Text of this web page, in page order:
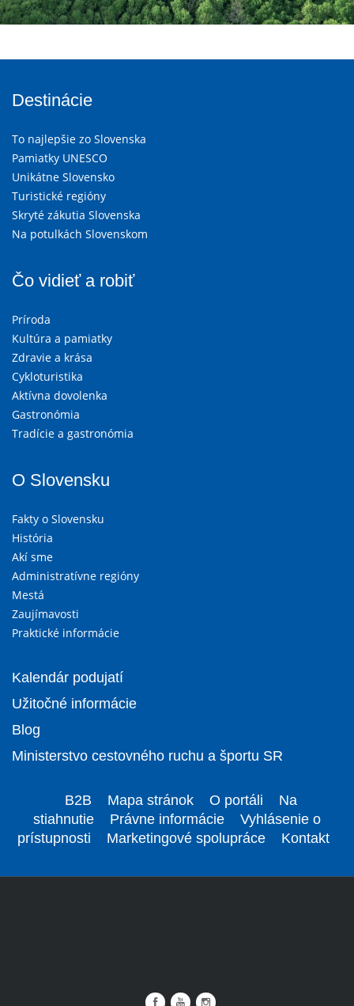
Destinácie
To najlepšie zo Slovenska
Pamiatky UNESCO
Unikátne Slovensko
Turistické regióny
Skryté zákutia Slovenska
Na potulkách Slovenskom
Čo vidieť a robiť
Príroda
Kultúra a pamiatky
Zdravie a krása
Cykloturistika
Aktívna dovolenka
Gastronómia
Tradície a gastronómia
O Slovensku
Fakty o Slovensku
História
Akí sme
Administratívne regióny
Mestá
Zaujímavosti
Praktické informácie
Kalendár podujatí
Užitočné informácie
Blog
Ministerstvo cestovného ruchu a športu SR
B2B Mapa stránok O portáli
Na
stiahnutie
Právne informácie
Vyhlásenie o
prístupnosti
Marketingové spolupráce Kontakt